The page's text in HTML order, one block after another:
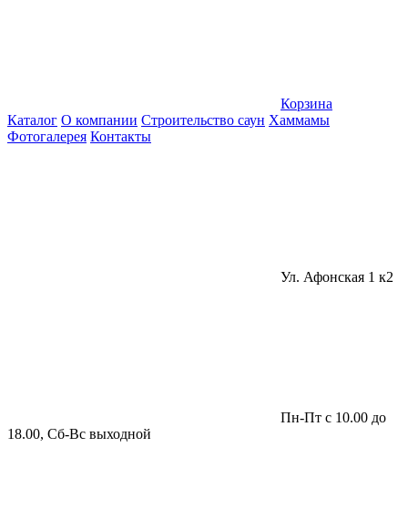
Корзина
Каталог О компании Строительство саун Хаммамы
Фотогалерея Контакты
Ул. Афонская 1 к2
Пн-Пт с 10.00 до
18.00, Сб-Вс выходной